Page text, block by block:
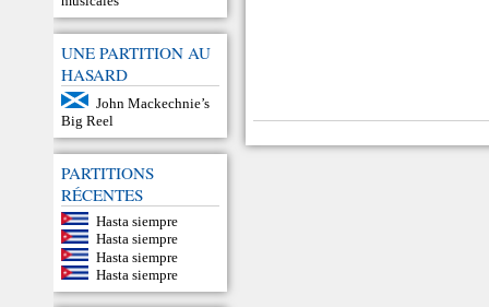
UNE PARTITION AU
HASARD
John Mackechnie’s
Big Reel
PARTITIONS
RÉCENTES
Hasta siempre
Hasta siempre
Hasta siempre
Hasta siempre